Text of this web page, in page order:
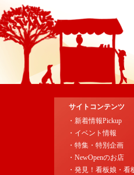
サイトコンテンツ
・新着情報Pickup
・イベント情報
・特集・特別企画
・NewOpenのお店
・発見！看板娘・看